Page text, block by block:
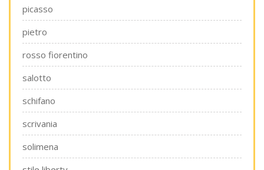
picasso
pietro
rosso fiorentino
salotto
schifano
scrivania
solimena